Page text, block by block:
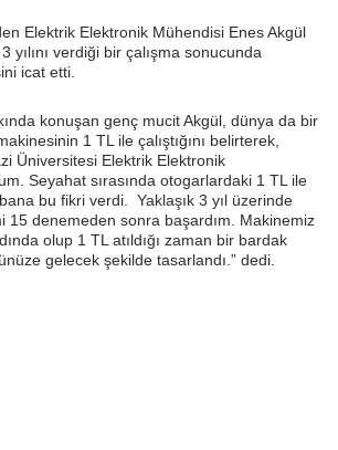
Elektrik Elektronik Mühendisi Enes Akgül
yılını verdiği bir çalışma sonucunda
icat etti.
konuşan genç mucit Akgül, dünya da bir
1 TL ile çalıştığını belirterek,
Üniversitesi Elektrik Elektronik
Seyahat sırasında otogarlardaki 1 TL ile
bu fikri verdi. Yaklaşık 3 yıl üzerinde
15 denemeden sonra başardım. Makinemiz
olup 1 TL atıldığı zaman bir bardak
gelecek şekilde tasarlandı.” dedi.